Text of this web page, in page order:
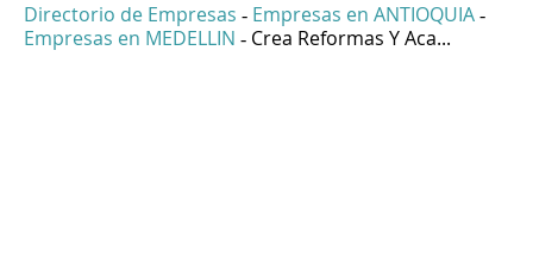
Directorio de Empresas - Empresas en ANTIOQUIA -
Empresas en MEDELLIN - Crea Reformas Y Aca...